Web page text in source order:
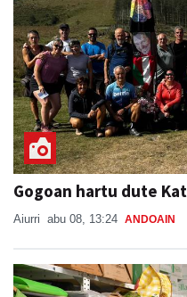
Gogoan hartu dute
Aiurri abu 08, 13:24 ANDOAIN